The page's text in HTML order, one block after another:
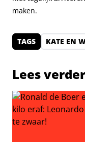
maken.
TAGS KATE EN
Lees verder